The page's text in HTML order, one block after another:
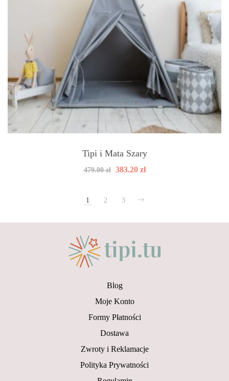
Tipi i Mata Szary
479.00zł
Pierwotna
383.20 złAktualna
1 2 3
Blog
Moje Konto
Formy Płatności
Dostawa
Zwroty i Reklamacje
Polityka Prywatności